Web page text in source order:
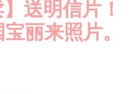
送明信片！
丽来照片。